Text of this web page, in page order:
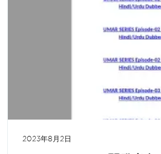
2023年8月2日